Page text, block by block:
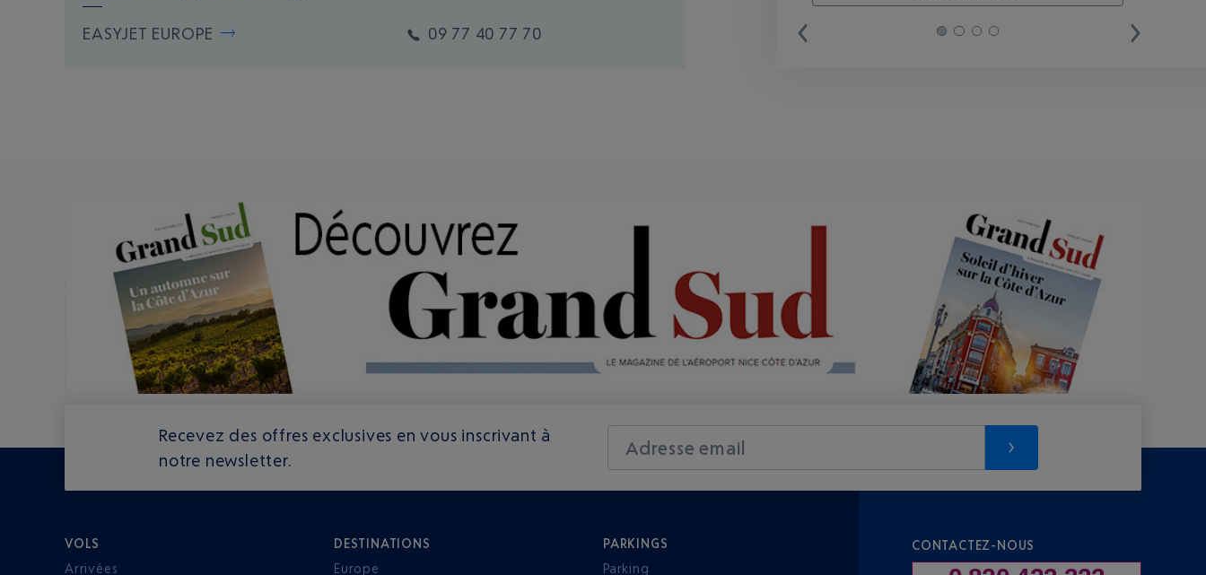
EASYJET EUROPE 09 77 40 77 70
Recevez des offres exclusives en vous inscrivant à
notre newsletter.
Adresse email
VOLS
Arrivées
DESTINATIONS
Europe
PARKINGS
Parking
CONTACTEZ-NOUS